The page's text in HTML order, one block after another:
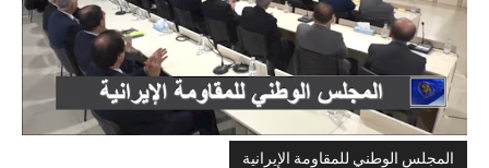
المجلس الوطني للمقاومة الإيرانية